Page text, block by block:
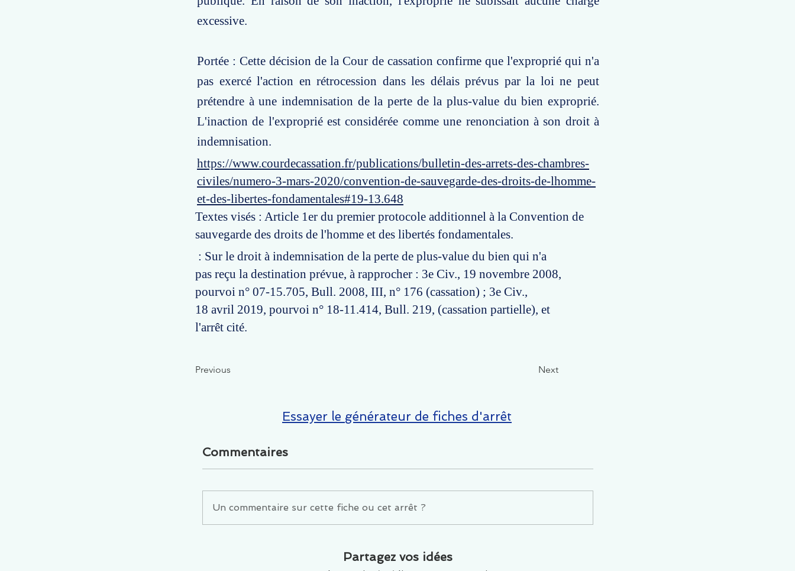
excessive.
Portée : Cette décision de la Cour de cassation confirme que l'exproprié qui n'a
pas exercé l'action en rétrocession dans les délais prévus par la loi ne peut
prétendre à une indemnisation de la perte de la plus-value du bien exproprié.
L'inaction de l'exproprié est considérée comme une renonciation à son droit à
indemnisation.
https://www.courdecassation.fr/publications/bulletin-des-arrets-des-chambres-
civiles/numero-3-mars-2020/convention-de-sauvegarde-des-droits-de-lhomme-
et-des-libertes-fondamentales#19-13.648
Textes visés : Article 1er du premier protocole additionnel à la Convention de
sauvegarde des droits de l'homme et des libertés fondamentales.
: Sur le droit à indemnisation de la perte de plus-value du bien qui n'a
pas reçu la destination prévue, à rapprocher : 3e Civ., 19 novembre 2008,
pourvoi n° 07-15.705, Bull. 2008, III, n° 176 (cassation) ; 3e Civ.,
18 avril 2019, pourvoi n° 18-11.414, Bull. 219, (cassation partielle), et
l'arrêt cité.
Previous Next
Essayer le générateur de fiches d'arrêt
Commentaires
Un commentaire sur cette fiche ou cet arrêt ?
Partagez vos idées